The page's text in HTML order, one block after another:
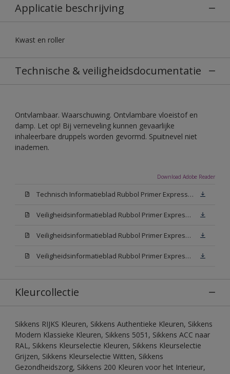
Applicatie beschrijving
Kwast en roller
Technische & veiligheidsdocumentatie
Ontvlambaar. Waarschuwing. Ontvlambare vloeistof en
damp. Let op! Bij verneveling kunnen gevaarlijke
inhaleerbare druppels worden gevormd. Spuitnevel niet
inademen.
Download Adobe Reader
Technisch Informatieblad Rubbol Primer Express (PDF)
Veiligheidsinformatieblad Rubbol Primer Express White (MSDS)
Veiligheidsinformatieblad Rubbol Primer Express W05 (MSDS)
Veiligheidsinformatieblad Rubbol Primer Express N00 (MSDS)
Kleurcollectie
Sikkens RIJKS Kleuren, Sikkens Authentieke Kleuren, Sikkens
Modern Klassieke Kleuren, Sikkens 5051, Sikkens ACC naar
RAL, Sikkens Kleurselectie Kleuren, Sikkens Kleurselectie
Grijzen, Sikkens Kleurselectie Witten, Sikkens
Gezondheidszorg, Sikkens 200 Kleuren voor het Interieur,